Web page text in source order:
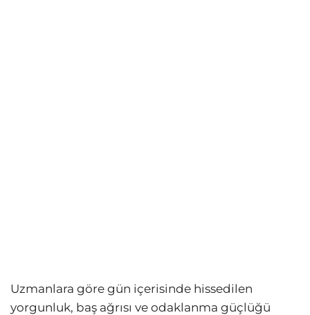
Uzmanlara göre gün içerisinde hissedilen
yorgunluk, baş ağrısı ve odaklanma güçlüğü